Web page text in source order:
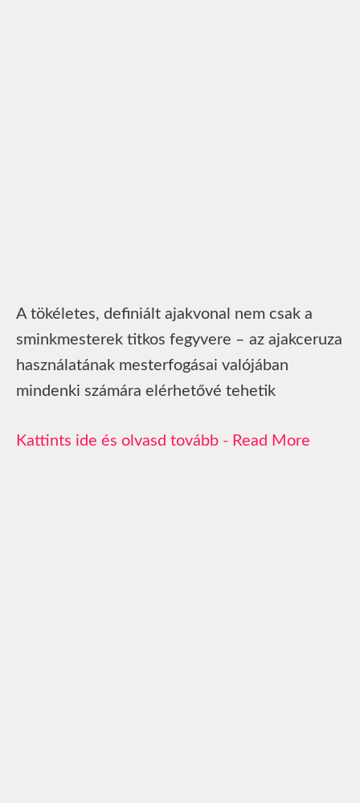
A tökéletes, definiált ajakvonal nem csak a
sminkmesterek titkos fegyvere – az ajakceruza
használatának mesterfogásai valójában
mindenki számára elérhetővé tehetik
Read More